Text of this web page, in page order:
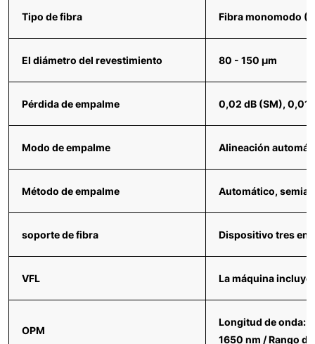
Tipo de fibra Fibra monomodo
El diámetro del revestimiento 80 - 150 μm
Pérdida de empalme 0,02 dB (SM), 0,01
Modo de empalme Alineación
Método de empalme Automático,
soporte de fibra Dispositivo tres en
VFL La máquina
OPM
Longitud de onda:
1650 nm / Rango